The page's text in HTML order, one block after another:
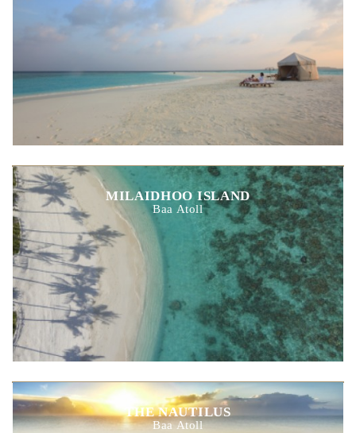
MILAIDHOO ISLAND
Baa Atoll
THE NAUTILUS
Baa Atoll